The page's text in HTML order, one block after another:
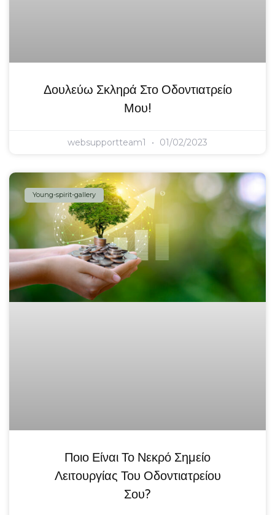
Δουλεύω Σκληρά Στο Οδοντιατρείο
Μου!
websupportteam1 01/02/2023
Young-spirit-gallery
Ποιο Είναι Το Νεκρό Σημείο
Λειτουργίας Του Οδοντιατρείου
Σου?